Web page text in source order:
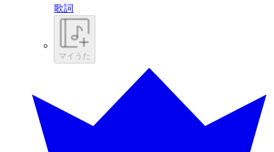
歌詞
マイうた